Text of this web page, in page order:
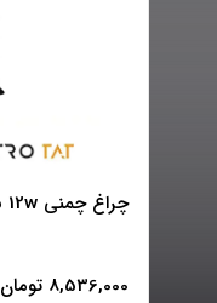
چراغ چمنی SH-1265 12w شعاع
8,536,000 تومان